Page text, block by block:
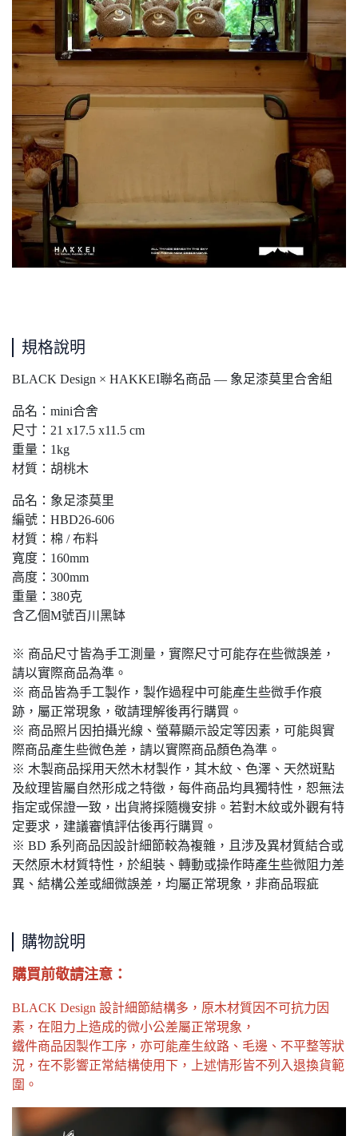
規格說明
BLACK Design × HAKKEI聯名商品 — 象足漆莫里合舍組
品名：mini合舍
尺寸：21 x17.5 x11.5 cm
重量：1kg
材質：胡桃木
品名：象足漆莫里
編號：HBD26-606
材質：棉 / 布料
寬度：160mm
高度：300mm
重量：380克
含乙個M號百川黑缽
※ 商品尺寸皆為手工測量，實際尺寸可能存在些微誤差，
請以實際商品為準。
※ 商品皆為手工製作，製作過程中可能產生些微手作痕
跡，屬正常現象，敬請理解後再行購買。
※ 商品照片因拍攝光線、螢幕顯示設定等因素，可能與實
際商品產生些微色差，請以實際商品顏色為準。
※ 木製商品採用天然木材製作，其木紋、色澤、天然斑點
及紋理皆屬自然形成之特徵，每件商品均具獨特性，恕無法
指定或保證一致，出貨將採隨機安排。若對木紋或外觀有特
定要求，建議審慎評估後再行購買。
※ BD 系列商品因設計細節較為複雜，且涉及異材質結合或
天然原木材質特性，於組裝、轉動或操作時產生些微阻力差
異、結構公差或細微誤差，均屬正常現象，非商品瑕疵
購物說明
購買前敬請注意：
BLACK Design 設計細節結構多，原木材質因不可抗力因
素，在阻力上造成的微小公差屬正常現象，
鐵件商品因製作工序，亦可能產生紋路、毛邊、不平整等狀
況，在不影響正常結構使用下，上述情形皆不列入退換貨範
圍。